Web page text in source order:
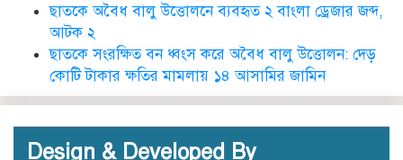
ডা. নার্গিস বাহার চৌধুরীর ইন্তেকাল
ছাতকে অবৈধ বালু উত্তোলনে ব্যবহৃত ২ বাংলা ড্রেজার জব্দ,
আটক ২
ছাতকে সংরক্ষিত বন ধ্বংস করে অবৈধ বালু উত্তোলন: দেড়
কোটি টাকার ক্ষতির মামলায় ১৪ আসামির জামিন
Design & Developed By